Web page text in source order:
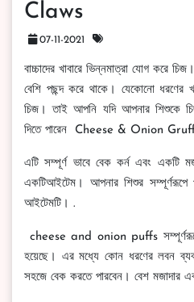
Claws
07-11-2021
বাচ্চাদের খাবারে ভিন্নমাত্রা যোগ করে
বেশি পছন্দ করে থাকে। যেকোনো ধরণের
চিজ। তাই আপনি যদি আপনার শিশুকে
দিতে পারেন Cheese & Onion
এটি সম্পূর্ণ ভাবে বেক কর্ন এবং একটি
একটিআইটেম। আপনার শিশুর সম্পূর্ণরূপে
আইটেমটি। .
cheese and onion puffs সম্পূর্ণরূপে
হয়েছে। এর মধ্যে কোন ধরণের লবন
সহজে বেক করতে পারবেন। বেশ মজাদার